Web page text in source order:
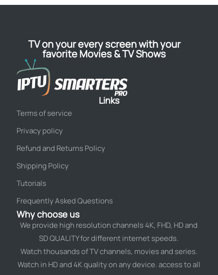
TV on your every screen with your
favorite Movies & TV Shows
Links
Terms of service
Privacy policy
Refund and Returns Policy
Shipping Policy
Tutorials
Frequently Asked Questions
Why choose us
We provide high resolution channels 4K, FHD, HD and
SD QUALITY for different internet speeds.
Watch thousands of TV channels, movies and series.
Watch in HD and 4K quality on any device. access to all